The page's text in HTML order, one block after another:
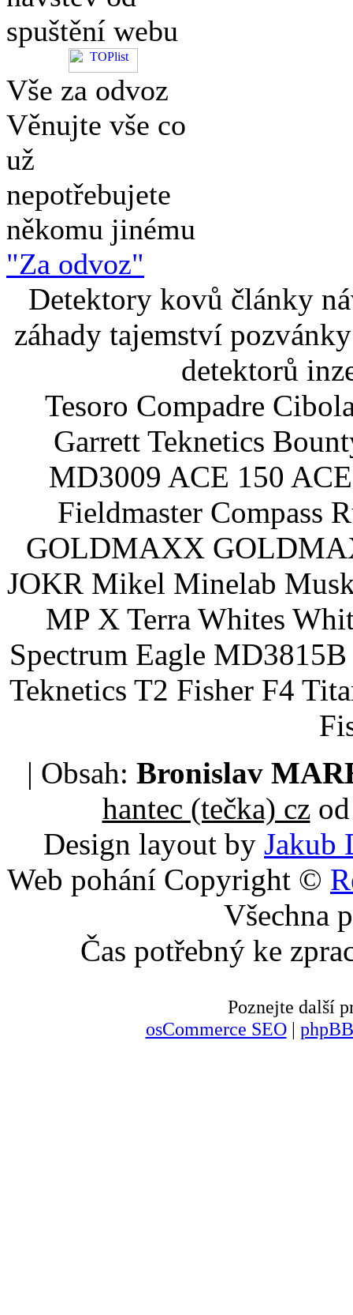
spuštění webu
Vše za odvoz
Věnujte vše co
už
nepotřebujete
někomu jinému
"Za odvoz"
Detektory kovů články
záhady tajemství
detektorů
Tesoro Compadre
Garrett Teknetics
MD3009 ACE 150
Fieldmaster Compass
GOLDMAXX
JOKR Mikel Minelab
MP X Terra Whites
Spectrum Eagle
Teknetics T2 Fisher F4
| Obsah: Bronislav
hantec (tečka) czod
Design layout by Jakub
Web pohání Copyright ©
Všechna
Čas potřebný ke
Poznejte další
osCommerce SEO|